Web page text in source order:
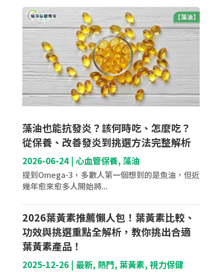
藻油也能抗發炎？該何時吃、怎麼吃？
從保養、改善發炎到挑選方法完整解析
2026-06-24| 心血管保養, 藻油
提到Omega-3，多數人第一個想到的是魚油，但近
幾年愈來愈多人開始將...
2026葉黃素推薦懶人包！葉黃素比較、
功效與挑選重點全解析，教你挑出合適
葉黃素產品！
2025-12-26| 最新, 熱門, 葉黃素, 視力保健